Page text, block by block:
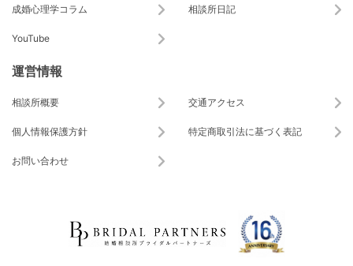
成婚心理学コラム 相談所日記
YouTube
運営情報
相談所概要 交通アクセス
個人情報保護方針 特定商取引法に基づく表記
お問い合わせ